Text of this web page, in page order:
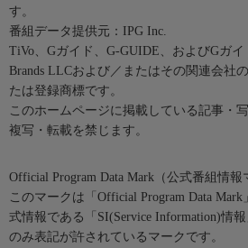
す。
番組データ提供元：IPG Inc.
TiVo、Gガイド、G-GUIDE、およびGガ
Brands LLCおよび／またはその関連会社
たは登録商標です。
このホームページに掲載している記事・
複写・転載を禁じます。
Official Program Data Mark（公式番組情報
このマークは「Official Program Data
式情報である「SI(Service Information)情
のみ表記が許されているマークです。